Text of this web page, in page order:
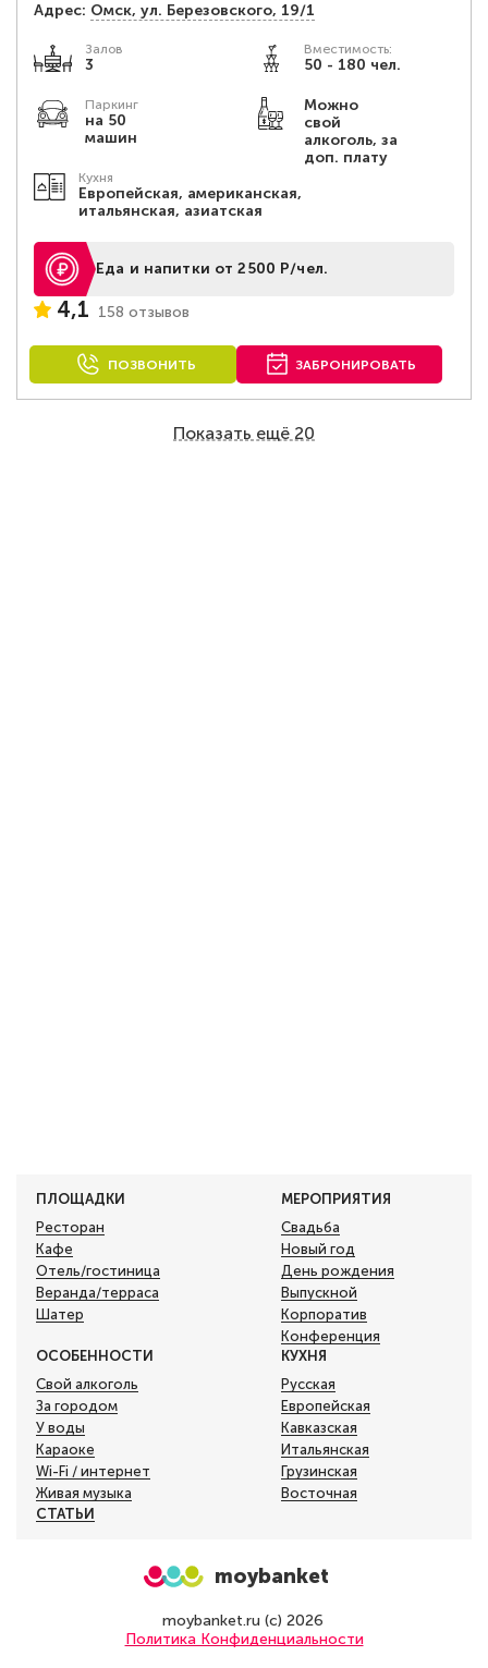
Адрес: Омск, ул. Березовского, 19/1
Залов
3
Вместимость:
50 - 180 чел.
Паркинг
на 50
машин
Можно
свой
алкоголь, за
доп. плату
Кухня
Европейская, американская,
итальянская, азиатская
Еда и напитки от 2500 Р/чел.
4,1 158 отзывов
ПОЗВОНИТЬ ЗАБРОНИРОВАТЬ
Показать ещё 20
ПЛОЩАДКИ
Ресторан
Кафе
Отель/гостиница
Веранда/терраса
Шатер
МЕРОПРИЯТИЯ
Свадьба
Новый год
День рождения
Выпускной
Корпоратив
Конференция
ОСОБЕННОСТИ
Свой алкоголь
За городом
У воды
Караоке
Wi-Fi / интернет
Живая музыка
КУХНЯ
Русская
Европейская
Кавказская
Итальянская
Грузинская
Восточная
СТАТЬИ
moybanket
moybanket.ru (с) 2026
Политика Конфиденциальности